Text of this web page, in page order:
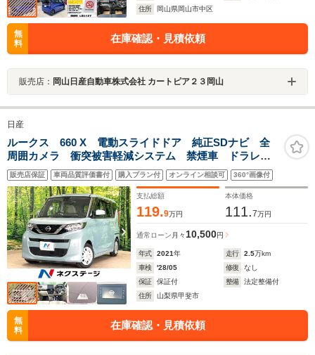
住所
岡山県岡山市中区
無
料
在庫確認・見積依頼
販売店： 岡山日産自動車株式会社 カートピア２３岡山
日産
ルークス 660 X 電動スライドドア 純正SDナビ 全
周囲カメラ 衝突被害軽減システム 禁煙車 ドラレ
コ コーナーセンサー スマートキー ビルトイン
ETC オートハイビーム 車線逸脱警報 オートライ
ト オートエアコン
販売店保証 車両品質評価書付 購入プラン付 オンライン相談可 360°画像付
支払総額
119.9万円
本体価格
111.7万円
通常ローン 月々 10,500円
年式 2021年 走行 2.5万km
車検
'28/05 修復
なし
保証
保証付 整備
法定整備付
住所
山梨県甲斐市
無
料
在庫確認・見積依頼